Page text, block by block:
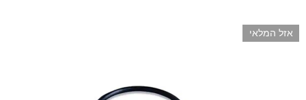
אזל המלאי